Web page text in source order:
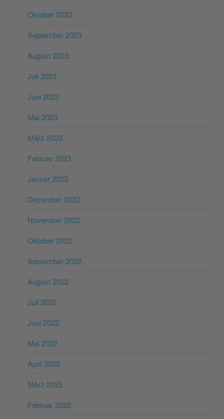
Oktober 2023
September 2023
August 2023
Juli 2023
Juni 2023
Mai 2023
März 2023
Februar 2023
Januar 2023
Dezember 2022
November 2022
Oktober 2022
September 2022
August 2022
Juli 2022
Juni 2022
Mai 2022
April 2022
März 2022
Februar 2022